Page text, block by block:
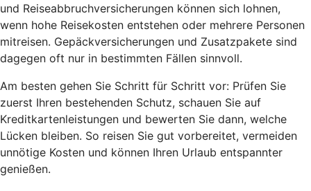
und Reiseabbruchversicherungen können sich lohnen,
wenn hohe Reisekosten entstehen oder mehrere Personen
mitreisen. Gepäckversicherungen und Zusatzpakete sind
dagegen oft nur in bestimmten Fällen sinnvoll.
Am besten gehen Sie Schritt für Schritt vor: Prüfen Sie
zuerst Ihren bestehenden Schutz, schauen Sie auf
Kreditkartenleistungen und bewerten Sie dann, welche
Lücken bleiben. So reisen Sie gut vorbereitet, vermeiden
unnötige Kosten und können Ihren Urlaub entspannter
genießen.